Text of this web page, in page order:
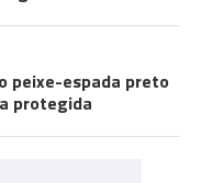
peixe-espada preto
protegida